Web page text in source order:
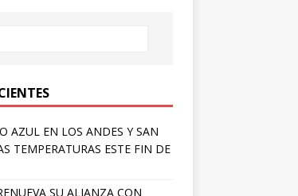
AZUL EN LOS ANDES Y SAN
TEMPERATURAS ESTE FIN DE
SU ALIANZA CON